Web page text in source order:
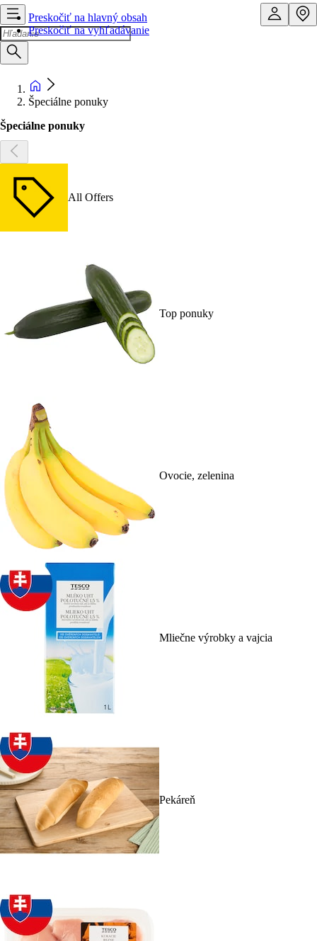
Preskočiť na hlavný obsah
Preskočiť na vyhľadávanie
Špeciálne ponuky
Špeciálne ponuky
All Offers
Top ponuky
Ovocie, zelenina
Mliečne výrobky a vajcia
Pekáreň